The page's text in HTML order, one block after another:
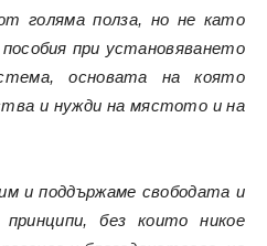
голяма полза, но не като
при установяването
основата на която
и нужди на мястото и на
и поддържаме свободата и
без които никое